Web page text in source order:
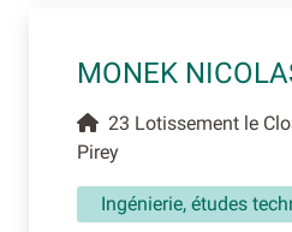
MONEK
23 Lotissement le
Pirey
Ingénierie, études